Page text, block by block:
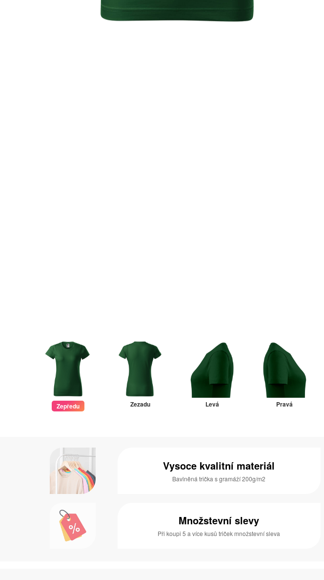
Zepředu Zezadu Levá Pravá
Vysoce kvalitní materiál
Bavlněná trička s gramáží 200g/m2
Množstevní slevy
Při koupi 5 a více kusů triček množstevní sleva